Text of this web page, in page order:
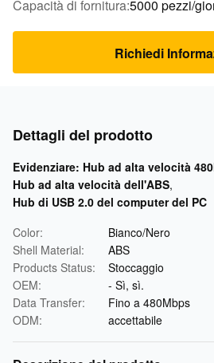
Capacità di fornitura:5000 pezzi/
Richiedi
Dettagli del prodotto
Evidenziare: Hub ad alta velocità
Hub ad alta velocità dell'ABS,
Hub di USB 2.0 del computer del PC
Color:
Bianco/Nero
Shell Material:
ABS
Products Status:
Stoccaggio
OEM:
- Sì, sì.
Data Transfer:
Fino a 480Mbps
ODM:
accettabile